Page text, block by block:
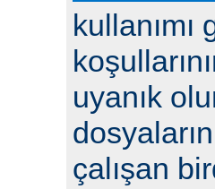
kullanımı
uyanık
çalışan